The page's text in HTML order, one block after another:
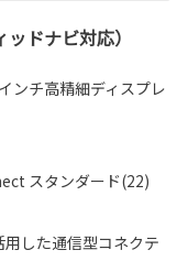
ドナビ対応）
ンチ高精細ディスプレ
スタンダード(22)
した通信型コネクテ